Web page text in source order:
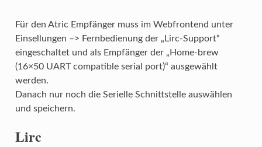
Für den Atric Empfänger muss im Webfrontend unter
Einsellungen –> Fernbedienung der „Lirc-Support“
eingeschaltet und als Empfänger der „Home-brew
(16×50 UART compatible serial port)“ ausgewählt
werden.
Danach nur noch die Serielle Schnittstelle auswählen
und speichern.
Lirc